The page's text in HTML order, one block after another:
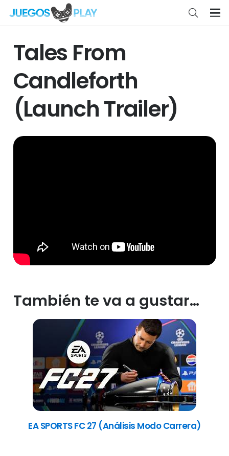
Tales From
Candleforth
(Launch Trailer)
También te va a gustar…
EA SPORTS FC 27 (Análisis Modo Carrera)